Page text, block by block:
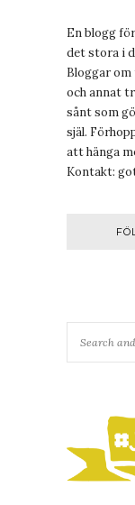
En blogg
det stora i
Bloggar
och annat
sånt som
själ.
att hänga
Kontakt: